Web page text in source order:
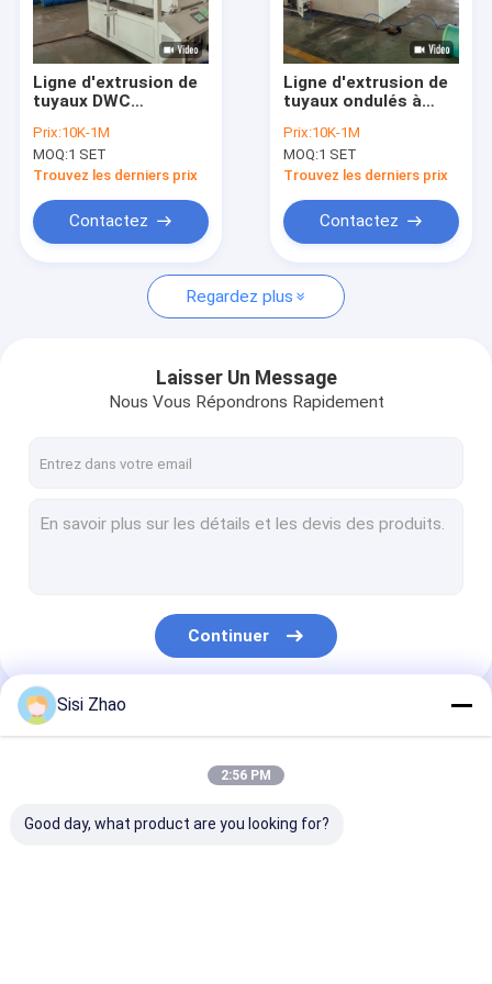
À propos de nous
Visite de l'usine
Nous contacter
Nouvelles
Demandez un devis
ligne ondulée d'extrusion de tuyau de double mur
Single mur ligne ondulée d'extrusion de pipe
Ligne d'extrusion de pipe de PVC
ligne en spirale d'extrusion de tuyau
Ligne d'extrusion de
tuyaux DWC
plage de diamètre de
tuyau de 32 à 1600
mm Système de
production de tuyaux
à double paroi
ondulée à haute
productivité
Prix:10K-1M
MOQ:1 SET
Trouvez les derniers prix
Contactez
Ligne d'extrusion de
tuyaux ondulés à
contrôle PLC pour
diamètres de tuyaux
de 32 à 1600 mm
monovis
Prix:10K-1M
MOQ:1 SET
Trouvez les derniers prix
Contactez
Regardez plus
Laisser Un Message
Nous Vous Répondrons Rapidement
Continuer
Nos Catégories
Sisi Zhao
2:56 PM
Good day, what product are you looking for?